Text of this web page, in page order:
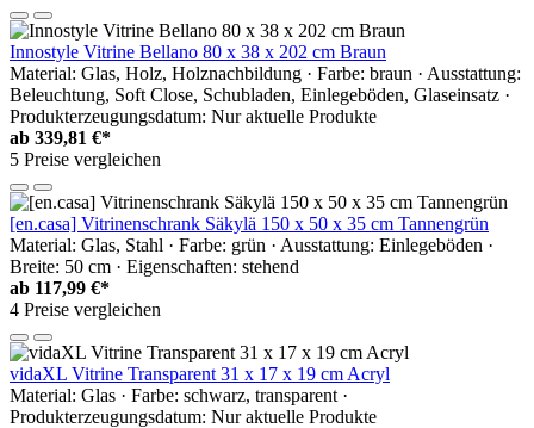
Innostyle Vitrine Bellano 80 x 38 x 202 cm Braun
Material: Glas, Holz, Holznachbildung · Farbe: braun · Ausstattung:
Beleuchtung, Soft Close, Schubladen, Einlegeböden, Glaseinsatz ·
Produkterzeugungsdatum: Nur aktuelle Produkte
ab 339,81 €*
5 Preise vergleichen
[en.casa] Vitrinenschrank Säkylä 150 x 50 x 35 cm Tannengrün
Material: Glas, Stahl · Farbe: grün · Ausstattung: Einlegeböden ·
Breite: 50 cm · Eigenschaften: stehend
ab 117,99 €*
4 Preise vergleichen
vidaXL Vitrine Transparent 31 x 17 x 19 cm Acryl
Material: Glas · Farbe: schwarz, transparent ·
Produkterzeugungsdatum: Nur aktuelle Produkte